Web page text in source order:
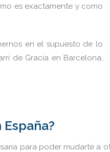
es exactamente y como
en el supuesto de lo
de Gracia en Barcelona,
para poder mudarte a